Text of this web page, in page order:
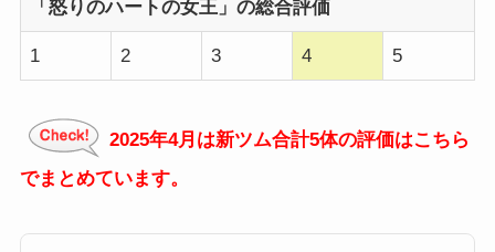
「怒りのハートの女王」の総合評価
1 2 3 4 5
2025年4月は新ツム合計5体の評価はこちら
でまとめています。